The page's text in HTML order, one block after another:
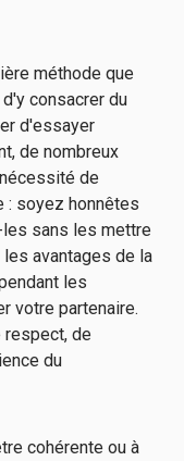
méthode que
consacrer du
d'essayer
de nombreux
de
: soyez honnêtes
sans les mettre
avantages de la
les
votre partenaire.
respect, de
du
cohérente ou à